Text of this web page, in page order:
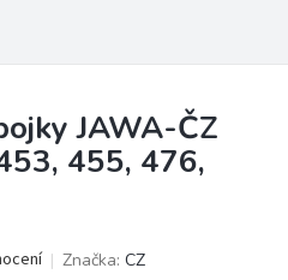
JAWA-ČZ
455, 476,
Značka: CZ